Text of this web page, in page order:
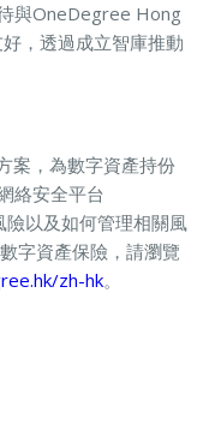
與OneDegree Hong
，透過成立智庫推動
案，為數字資產持份
絡安全平台
以及如何管理相關風
字資產保險，請瀏覽
zh-hk。